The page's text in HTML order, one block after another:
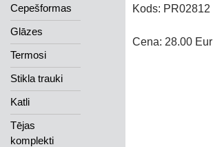
Kods: PR02812
Cena: 28.00 Eur
Cepešformas
Glāzes
Termosi
Stikla trauki
Katli
Tējas
komplekti